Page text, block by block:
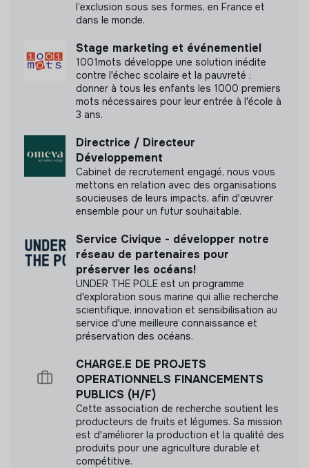
pu obtenir.
Documents
N'a pas encore communiqué de documents de
l’exclusion sous ses formes, en France et
dans le monde.
Stage marketing et événementiel
1001mots développe une solution inédite
contre l'échec scolaire et la pauvreté :
donner à tous les enfants les 1000 premiers
mots nécessaires pour leur entrée à l'école à
3 ans.
Directrice / Directeur
Développement
Cabinet de recrutement engagé, nous vous
mettons en relation avec des organisations
soucieuses de leurs impacts, afin d'œuvrer
ensemble pour un futur souhaitable.
Service Civique - développer notre
réseau de partenaires pour
préserver les océans!
UNDER THE POLE est un programme
d'exploration sous marine qui allie recherche
scientifique, innovation et sensibilisation au
service d'une meilleure connaissance et
préservation des océans.
CHARGE.E DE PROJETS
OPERATIONNELS FINANCEMENTS
PUBLICS (H/F)
Cette association de recherche soutient les
producteurs de fruits et légumes. Sa mission
est d'améliorer la production et la qualité des
produits pour une agriculture durable et
compétitive.